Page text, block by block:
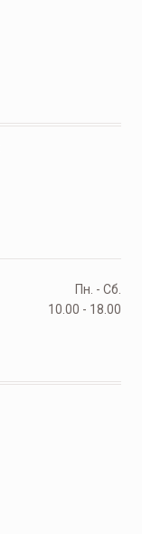
Пн. - Сб.
10.00 - 18.00